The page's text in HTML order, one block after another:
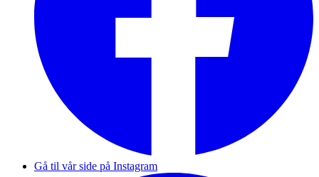
Gå til vår side på Instagram